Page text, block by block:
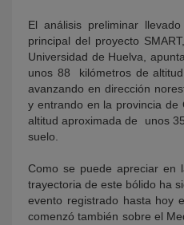
El análisis preliminar
principal del proyecto
Universidad de Huelva,
unos 88 kilómetros de
avanzando en dirección
y entrando en la provincia de
altitud aproximada de unos
suelo.
Como se puede apreciar en
trayectoria de este bólido ha
evento registrado hasta hoy
comenzó también sobre el